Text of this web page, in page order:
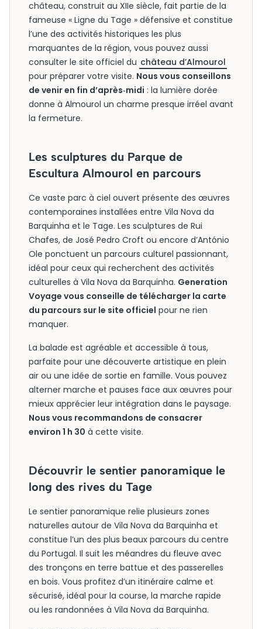
château, construit au XIIe siècle, fait partie de la
fameuse « Ligne du Tage » défensive et constitue
l’une des activités historiques les plus
marquantes de la région, vous pouvez aussi
consulter le site officiel du château d’Almourol
pour préparer votre visite. Nous vous conseillons
de venir en fin d’après‑midi : la lumière dorée
donne à Almourol un charme presque irréel avant
la fermeture.
Les sculptures du Parque de
Escultura Almourol en parcours
Ce vaste parc à ciel ouvert présente des œuvres
contemporaines installées entre Vila Nova da
Barquinha et le Tage. Les sculptures de Rui
Chafes, de José Pedro Croft ou encore d’António
Ole ponctuent un parcours culturel passionnant,
idéal pour ceux qui recherchent des activités
culturelles à Vila Nova da Barquinha. Generation
Voyage vous conseille de télécharger la carte
du parcours sur le site officiel pour ne rien
manquer.
La balade est agréable et accessible à tous,
parfaite pour une découverte artistique en plein
air ou une idée de sortie en famille. Vous pouvez
alterner marche et pauses face aux œuvres pour
mieux apprécier leur intégration dans le paysage.
Nous vous recommandons de consacrer
environ 1 h 30 à cette visite.
Découvrir le sentier panoramique le
long des rives du Tage
Le sentier panoramique relie plusieurs zones
naturelles autour de Vila Nova da Barquinha et
constitue l’un des plus beaux parcours du centre
du Portugal. Il suit les méandres du fleuve avec
des tronçons en terre battue et des passerelles
en bois. Vous profitez d’un itinéraire calme et
sécurisé, idéal pour la course, la marche rapide
ou les randonnées à Vila Nova da Barquinha.